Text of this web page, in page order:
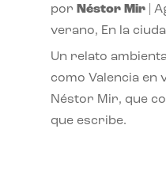
por Néstor Mir|
verano, En la
Un relato
como Valencia en
Néstor Mir, que
que escribe.